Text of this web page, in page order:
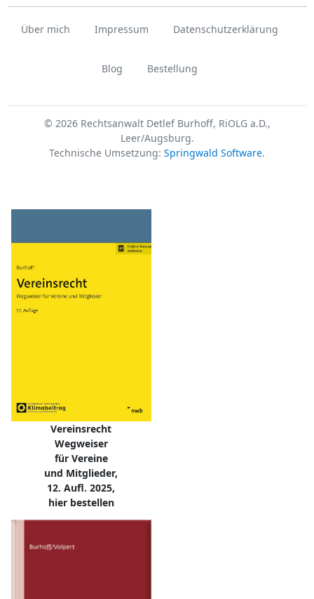
Über mich Impressum Datenschutzerklärung
Blog Bestellung
© 2026 Rechtsanwalt Detlef Burhoff, RiOLG a.D.,
Leer/Augsburg.
Technische Umsetzung: Springwald Software.
Vereinsrecht
Wegweiser
für Vereine
und Mitglieder,
12. Aufl. 2025,
hier bestellen